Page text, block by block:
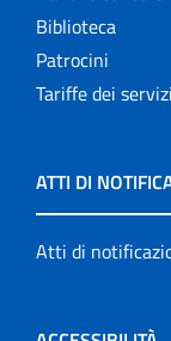
Biblioteca
Patrocini
Tariffe dei
ATTI DI
Atti di